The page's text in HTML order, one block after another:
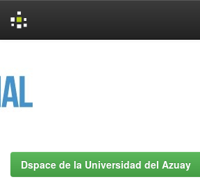
Dspace de la Universidad del Azuay